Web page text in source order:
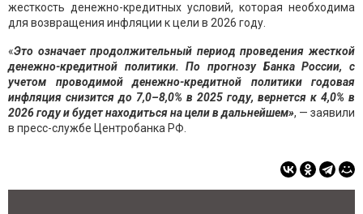
жесткость денежно-кредитных условий, которая необходима
для возвращения инфляции к цели в 2026 году.
«Это означает продолжительный период проведения жесткой
денежно-кредитной политики. По прогнозу Банка России, с
учетом проводимой денежно-кредитной политики годовая
инфляция снизится до 7,0–8,0% в 2025 году, вернется к 4,0% в
2026 году и будет находиться на цели в дальнейшем», — заявили
в пресс-службе Центробанка РФ.